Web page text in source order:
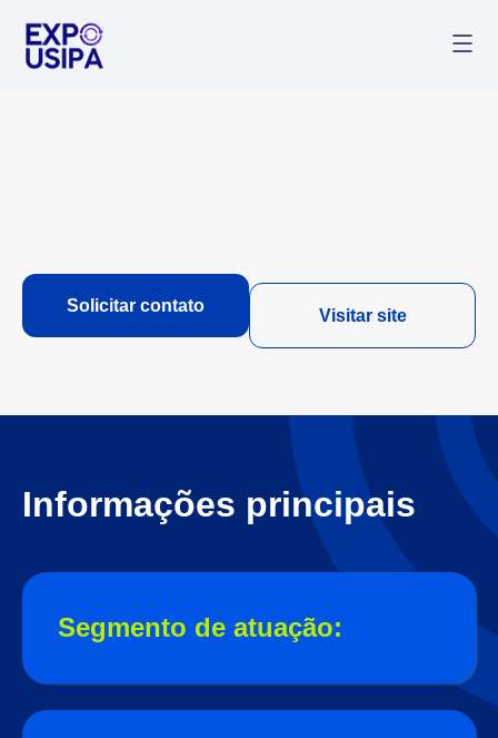
Solicitar contato
Visitar site
Informações principais
Segmento de atuação: